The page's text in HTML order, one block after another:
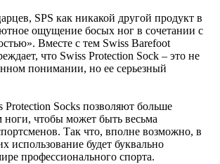
SPS как никакой другой продукт в
ощущение босых ног в сочетании с
Вместе с тем Swiss Barefoot
что Swiss Protection Sock – это не
понимании, но ее серьезный
Protection Socks позволяют больше
чтобы может быть весьма
Так что, вполне возможно, в
использование будет буквально
профессионального спорта.